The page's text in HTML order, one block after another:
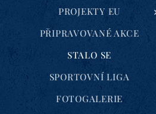
PROJEKTY EU
PŘIPRAVOVANÉ AKCE
STALO SE
SPORTOVNÍ LIGA
FOTOGALERIE